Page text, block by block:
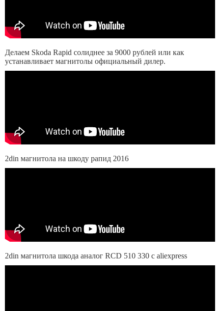
Делаем Skoda Rapid солиднее за 9000 рублей или как
устанавливает магнитолы официальный дилер.
2din магнитола на шкоду рапид 2016
2din магнитола шкода аналог RCD 510 330 с aliexpress